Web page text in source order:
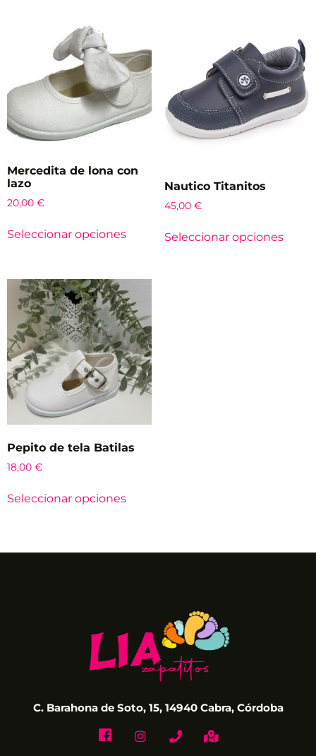
Mercedita de lona con
lazo
20,00 €
Seleccionar opciones
Nautico Titanitos
45,00 €
Seleccionar opciones
Pepito de tela Batilas
18,00 €
Seleccionar opciones
C. Barahona de Soto, 15, 14940 Cabra, Córdoba